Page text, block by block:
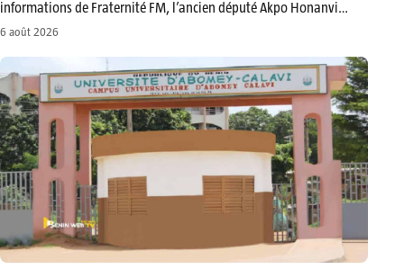
informations de Fraternité FM, l’ancien député Akpo Honanvi
Irénée s’est éteint dans la nuit du samedi 1ᵉʳ août 2026, aux
(CNHU)…
6 août 2026